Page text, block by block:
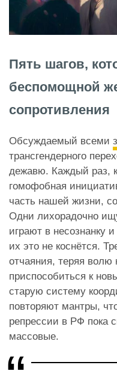
Пять шагов,
беспомощной
сопротивления
Обсуждаемый всеми
трансгендерного
дежавю. Каждый раз,
гомофобная
часть нашей жизни,
Одни лихорадочно
играют в несознанку
их это не коснётся.
отчаяния, теряя
приспособиться к
старую систему
повторяют мантры,
репрессии в РФ пока
массовые.